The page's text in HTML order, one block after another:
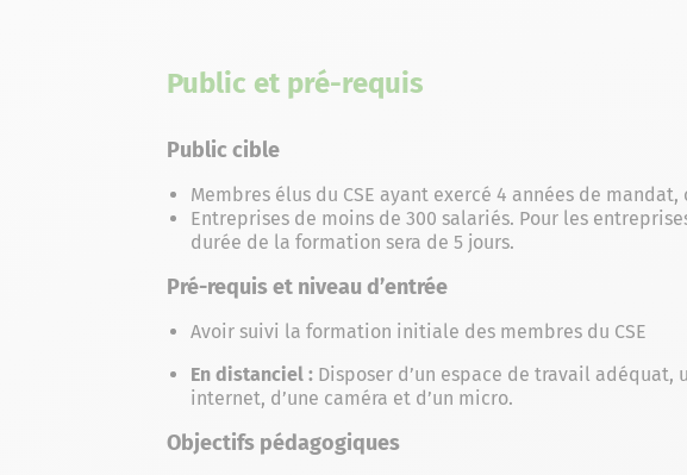
Public et pré-requis
Public cible
Membres élus du CSE ayant exercé 4 années de mandat,
Entreprises de moins de 300 salariés. Pour les
durée de la formation sera de 5 jours.
Pré-requis et niveau d’entrée
Avoir suivi la formation initiale des membres du CSE
En distanciel : Disposer d’un espace de travail adéquat,
internet, d’une caméra et d’un micro.
Objectifs pédagogiques